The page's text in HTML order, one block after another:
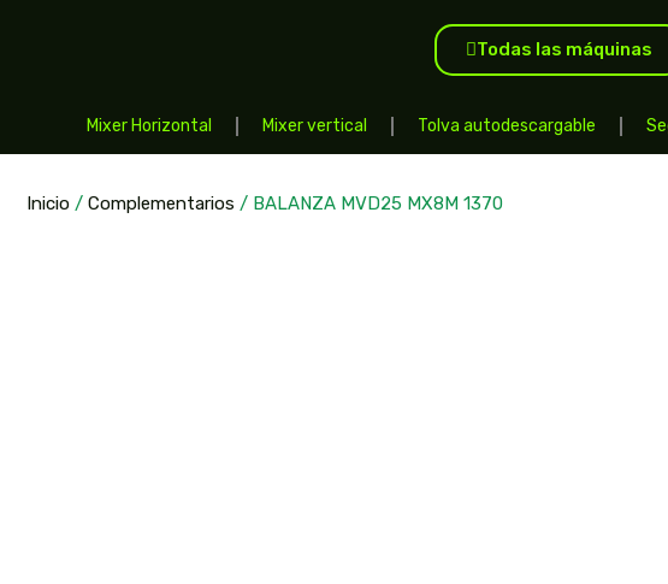
Todas las máquinas
Mixer Horizontal Mixer vertical Tolva autodescargable
Inicio / Complementarios / BALANZA MVD25 MX8M 1370